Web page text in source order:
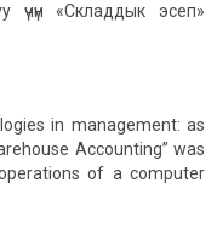
үчүн «Складдык эсеп»
in management: as
Accounting” was
of a computer